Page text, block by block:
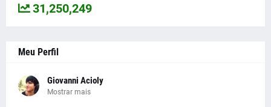
31,250,249
Meu Perfil
Giovanni Acioly
Mostrar mais